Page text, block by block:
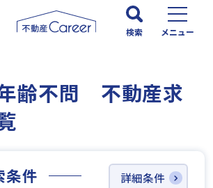
検索 メニュー
齢不問 不動産求
条件 詳細条件